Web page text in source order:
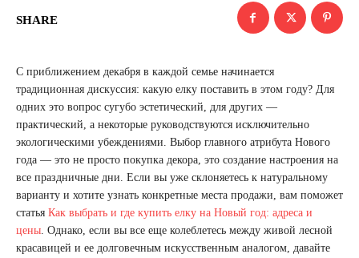
SHARE
С приближением декабря в каждой семье начинается
традиционная дискуссия: какую елку поставить в этом году? Для
одних это вопрос сугубо эстетический, для других —
практический, а некоторые руководствуются исключительно
экологическими убеждениями. Выбор главного атрибута Нового
года — это не просто покупка декора, это создание настроения на
все праздничные дни. Если вы уже склоняетесь к натуральному
варианту и хотите узнать конкретные места продажи, вам поможет
статья Как выбрать и где купить елку на Новый год: адреса и
цены . Однако, если вы все еще колеблетесь между живой лесной
красавицей и ее долговечным искусственным аналогом, давайте